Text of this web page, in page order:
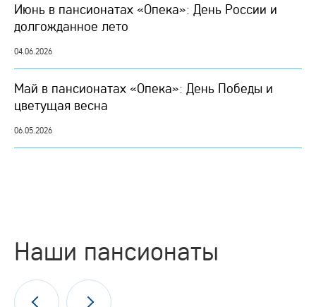
Июнь в пансионатах «Опека»: День России и
долгожданное лето
04.06.2026
Май в пансионатах «Опека»: День Победы и
цветущая весна
06.05.2026
Наши пансионаты